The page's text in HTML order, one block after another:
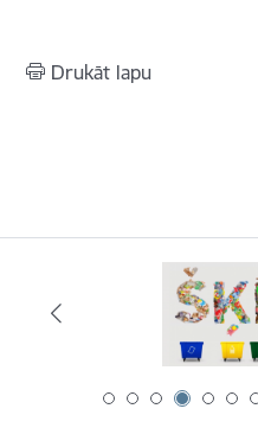
Drukāt lapu